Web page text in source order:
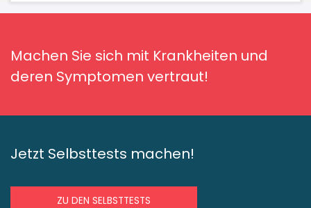
Machen Sie sich mit Krankheiten und
deren Symptomen vertraut!
Jetzt Selbsttests machen!
ZU DEN SELBSTTESTS